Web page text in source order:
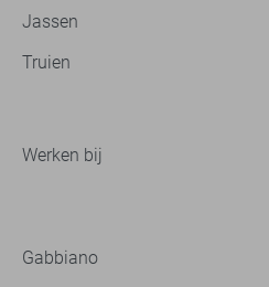
Jassen
Truien
Werken bij
Gabbiano